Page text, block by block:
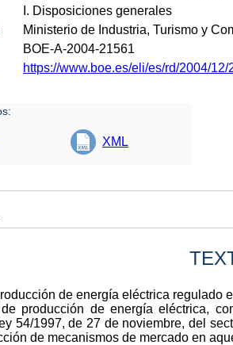
I. Disposiciones generales
Ministerio de Industria, Turismo y
BOE-A-2004-21561
https://www.boe.es/eli/es/rd/2004/12/
XML
de energía eléctrica regulado
producción de energía eléctrica,
54/1997, de 27 de noviembre, del
de mecanismos de mercado en